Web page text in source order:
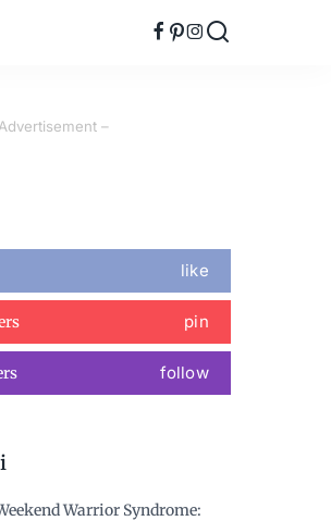
–
like
pin
follow
Warrior Syndrome: